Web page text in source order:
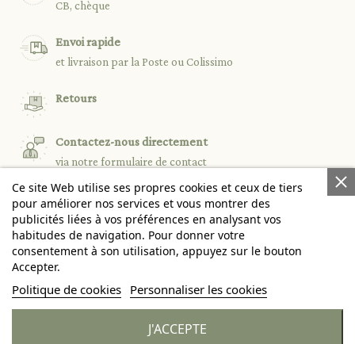
CB, chèque
Envoi rapide
et livraison par la Poste ou Colissimo
Retours
Contactez-nous directement
via notre formulaire de contact
PRODUITS
NOTRE SOCIÉTÉ
VOTRE COMPTE 
Ce site Web utilise ses propres cookies et ceux de tiers
pour améliorer nos services et vous montrer des
publicités liées à vos préférences en analysant vos
habitudes de navigation. Pour donner votre
consentement à son utilisation, appuyez sur le bouton
Accepter.
Politique de cookies Personnaliser les cookies
J'ACCEPTE